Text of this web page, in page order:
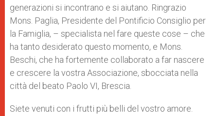
generazioni si incontrano e si aiutano. Ringrazio
Mons. Paglia, Presidente del Pontificio Consiglio per
la Famiglia, – specialista nel fare queste cose – che
ha tanto desiderato questo momento, e Mons.
Beschi, che ha fortemente collaborato a far nascere
e crescere la vostra Associazione, sbocciata nella
città del beato Paolo VI, Brescia.
Siete venuti con i frutti più belli del vostro amore.